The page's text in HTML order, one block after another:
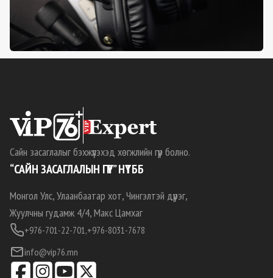
Сайн засаглалыг бэхжүүлэхэд хөгжлийн гүүр болно.
“САЙН ЗАСАГЛАЛЫН ГҮҮР” НҮТББ
Монгол Улс, Улаанбаатар хот, Чингэлтэй дүүрэг,
Жуулчны гудамж 4/4, Макс Цамхаг
+976-701-22-701,+976-8031-7678
info@vip76.mn